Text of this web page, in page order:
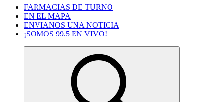
FARMACIAS DE TURNO
EN EL MAPA
ENVIANOS UNA NOTICIA
¡SOMOS 99.5 EN VIVO!